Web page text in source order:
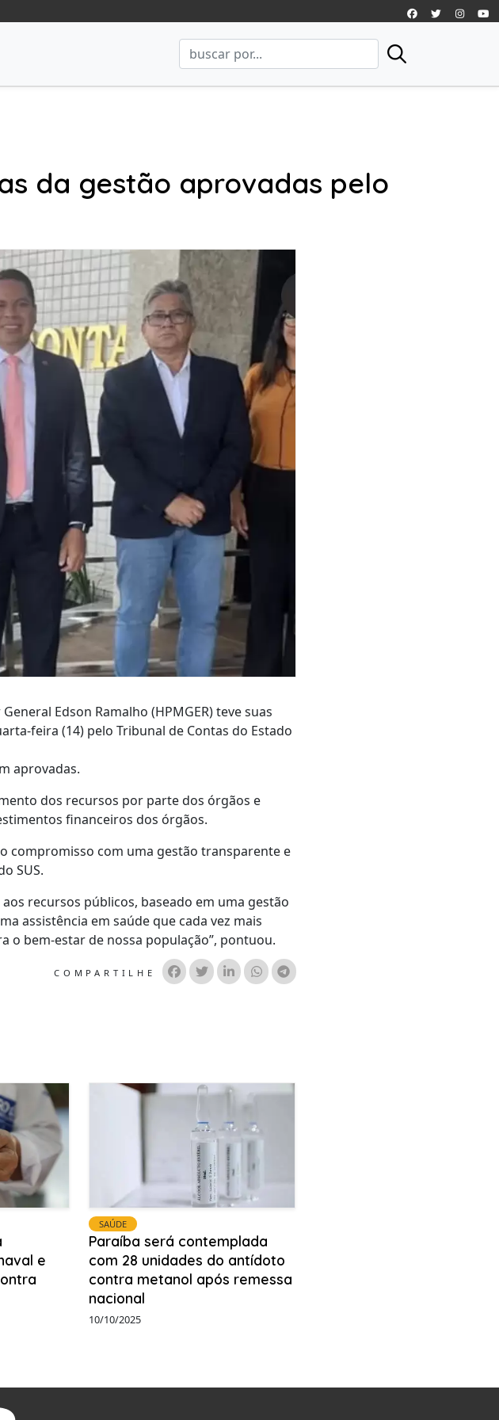
da gestão aprovadas pelo
Edson Ramalho (HPMGER) teve suas
feira (14) pelo Tribunal de Contas do Estado
aprovadas.
dos recursos por parte dos órgãos e
financeiros dos órgãos.
compromisso com uma gestão transparente e
SUS.
recursos públicos, baseado em uma gestão
assistência em saúde que cada vez mais
o bem-estar de nossa população”, pontuou.
COMPARTILHE
e
SAÚDE
Paraíba será contemplada
com 28 unidades do antídoto
contra metanol após remessa
nacional
10/10/2025